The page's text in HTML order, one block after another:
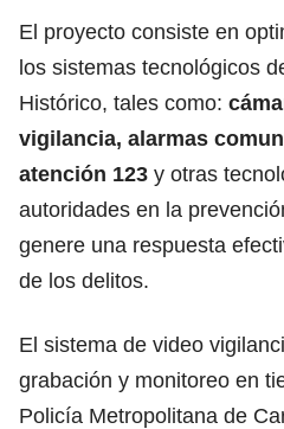
El proyecto consiste en
los sistemas tecnológicos
Histórico, tales como:
vigilancia, alarmas
atención 123 y otras
autoridades en la
genere una respuesta
de los delitos.
El sistema de video
grabación y monitoreo en
Policía Metropolitana de